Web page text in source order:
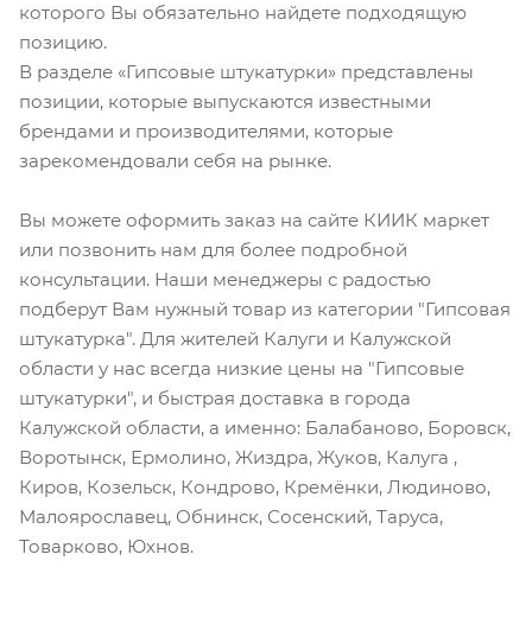
которого Вы обязательно найдете подходящую
позицию.
В разделе «Гипсовые штукатурки» представлены
позиции, которые выпускаются известными
брендами и производителями, которые
зарекомендовали себя на рынке.
Вы можете оформить заказ на сайте КИИК маркет
или позвонить нам для более подробной
консультации. Наши менеджеры с радостью
подберут Вам нужный товар из категории "Гипсовая
штукатурка". Для жителей Калуги и Калужской
области у нас всегда низкие цены на "Гипсовые
штукатурки", и быстрая доставка в города
Калужской области, а именно: Балабаново, Боровск,
Воротынск, Ермолино, Жиздра, Жуков, Калуга ,
Киров, Козельск, Кондрово, Кремёнки, Людиново,
Малоярославец, Обнинск, Сосенский, Таруса,
Товарково, Юхнов.